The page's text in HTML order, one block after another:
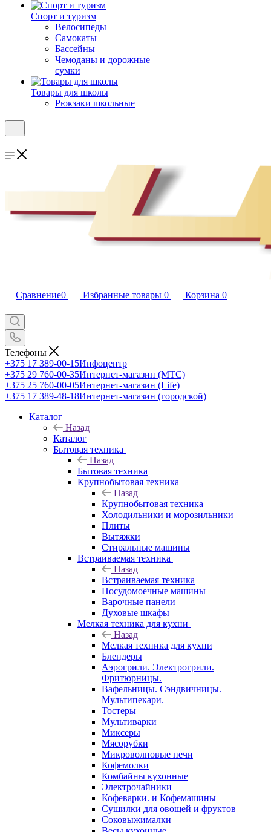
Спорт и туризм
Велосипеды
Самокаты
Бассейны
Чемоданы и дорожные
сумки
Товары для школы
Рюкзаки школьные
Сравнение0 Избранные товары 0 Корзина 0
Телефоны
+375 17 389-00-15Инфоцентр
+375 29 760-00-35Интернет-магазин (МТС)
+375 25 760-00-05Интернет-магазин (Life)
+375 17 389-48-18Интернет-магазин (городской)
Каталог
Назад
Каталог
Бытовая техника
Назад
Бытовая техника
Крупнобытовая техника
Назад
Крупнобытовая техника
Холодильники и морозильники
Плиты
Вытяжки
Стиральные машины
Встраиваемая техника
Назад
Встраиваемая техника
Посудомоечные машины
Варочные панели
Духовые шкафы
Мелкая техника для кухни
Назад
Мелкая техника для кухни
Блендеры
Аэрогрили. Электрогрили.
Фритюрницы.
Вафельницы. Сэндвичницы.
Мультипекари.
Тостеры
Мультиварки
Миксеры
Мясорубки
Микроволновые печи
Кофемолки
Комбайны кухонные
Электрочайники
Кофеварки. и Кофемашины
Сушилки для овощей и фруктов
Соковыжималки